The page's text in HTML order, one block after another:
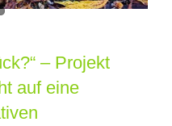
– Projekt
auf eine